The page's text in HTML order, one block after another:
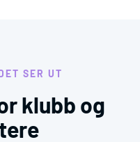
SER UT
klubb og